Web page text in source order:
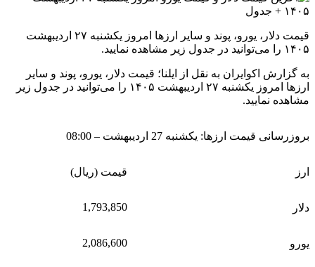
قیمت دلار، یورو، پوند و سایر ارز‌ها امروز یکشنبه ۲۷ اردیبهشت
۱۴۰۵ را می‌توانید در جدول زیر مشاهده نمایید.
به گزارش اکوایران به نقل از ایلنا؛ قیمت دلار، یورو، پوند و سایر
ارز‌ها امروز یکشنبه ۲۷ اردیبهشت ۱۴۰۵ را می‌توانید در جدول زیر
مشاهده نمایید.
بروزرسانی قیمت ارزها: یکشنبه 27 اردیبهشت – 08:00
ارز قیمت (ریال)
دلار 1,793,850
یورو 2,086,600